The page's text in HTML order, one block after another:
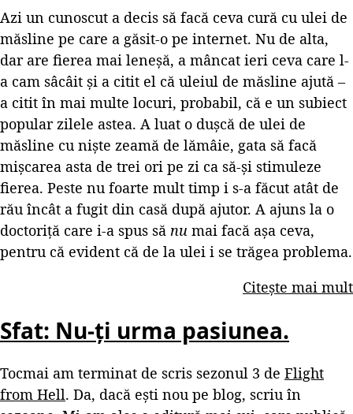
Azi un cunoscut a decis să facă ceva cură cu ulei de
măsline pe care a găsit-o pe internet. Nu de alta,
dar are fierea mai leneșă, a mâncat ieri ceva care l-
a cam sâcâit și a citit el că uleiul de măsline ajută –
a citit în mai multe locuri, probabil, că e un subiect
popular zilele astea. A luat o dușcă de ulei de
măsline cu niște zeamă de lămâie, gata să facă
mișcarea asta de trei ori pe zi ca să-și stimuleze
fierea. Peste nu foarte mult timp i s-a făcut atât de
rău încât a fugit din casă după ajutor. A ajuns la o
doctoriță care i-a spus să nu mai facă așa ceva,
pentru că evident că de la ulei i se trăgea problema.
Citește mai mult
Sfat: Nu-ți urma pasiunea.
Tocmai am terminat de scris sezonul 3 de Flight
from Hell. Da, dacă ești nou pe blog, scriu în